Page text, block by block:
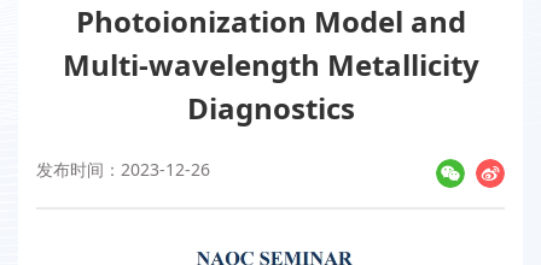
Photoionization Model and
Multi-wavelength Metallicity
Diagnostics
发布时间：2023-12-26